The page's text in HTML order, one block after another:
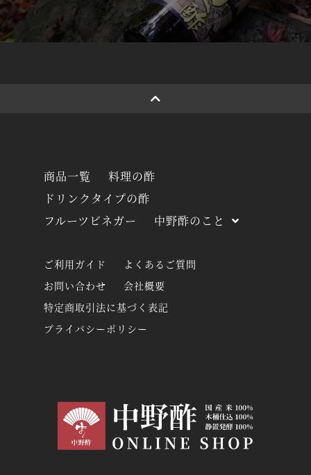
商品一覧
料理の酢
ドリンクタイプの酢
フルーツビネガー
中野酢のこと
ご利用ガイド
よくあるご質問
お問い合わせ
会社概要
特定商取引法に基づく表記
プライバシーポリシー